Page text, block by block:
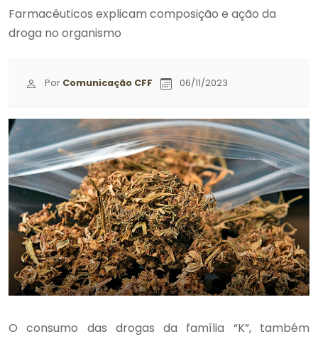
Farmacêuticos explicam composição e ação da
droga no organismo
Por Comunicação CFF 06/11/2023
O consumo das drogas da família “K”, também